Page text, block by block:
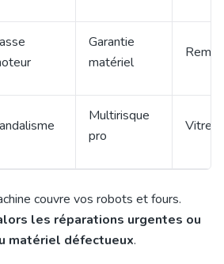
Garantie
matériel
Multirisque
pro
Vitre
couvre vos robots et fours.
les réparations urgentes ou
matériel défectueux.